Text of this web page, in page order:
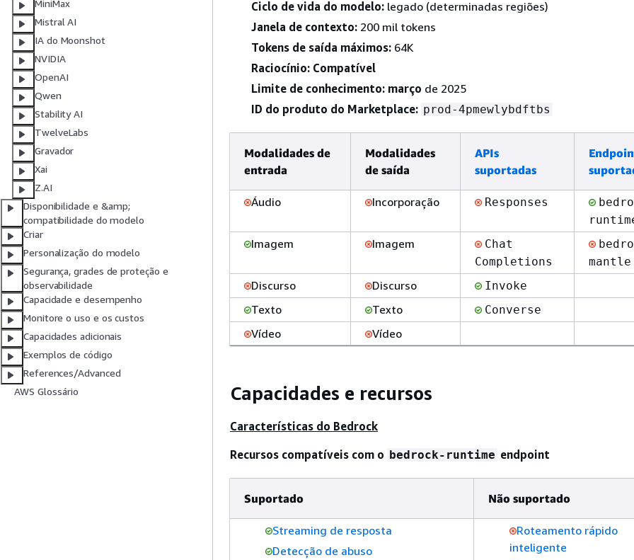
MiniMax
Mistral AI
IA do Moonshot
NVIDIA
OpenAI
Qwen
Stability AI
TwelveLabs
Gravador
Xai
Z.AI
Disponibilidade e &amp;
compatibilidade do modelo
Criar
Personalização do modelo
Segurança, grades de proteção e
observabilidade
Capacidade e desempenho
Monitore o uso e os custos
Capacidades adicionais
Exemplos de código
References/Advanced
AWS Glossário
Ciclo de vida do modelo: legado (determinadas regiões)
Janela de contexto: 200 mil tokens
Tokens de saída máximos: 64K
Raciocínio: Compatível
Limite de conhecimento: março de 2025
ID do produto do Marketplace: prod-4pmewlybdftbs
Modalidades de
entrada
Modalidades
de saída
APIs
suportadas
Áudio Incorporação Responses
Imagem Imagem
Chat
Completions
mantle
Discurso Discurso Invoke
Texto Texto Converse
Vídeo Vídeo
Capacidades e recursos
Características do Bedrock
Recursos compatíveis com o bedrock-runtime endpoint
Suportado Não suportado
Streaming de resposta
Detecção de abuso
Roteamento rápido
inteligente